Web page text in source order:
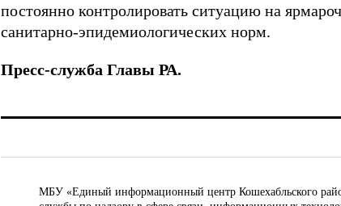
постоянно контролировать ситуацию на
санитарно-эпидемиологических норм.
Пресс-служба Главы РА.
МБУ «Единый информационный центр Кошехабльского